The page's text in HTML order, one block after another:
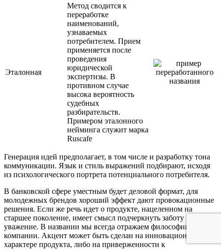
Эталонная
Метод сводится к
переработке
наименований,
узнаваемых
потребителем. Прием
применяется после
проведения
юридической
экспертизы. В
противном случае
высока вероятность
судебных
разбирательств.
Примером эталонного
нейминга служит марка
Ruscafe
Генерация идей предполагает, в том числе и разработку тона
коммуникации. Язык и стиль выражений подбирают, исходя
из психологического портрета потенциального потребителя.
В банковской сфере уместным будет деловой формат, для
молодежных брендов хороший эффект дают провокационные
решения. Если же речь идет о продукте, нацеленном на
старшее поколение, имеет смысл подчеркнуть заботу и
уважение. В названии мы всегда отражаем философию
компании. Акцент может быть сделан на инновационном
характере продукта, либо на приверженности к